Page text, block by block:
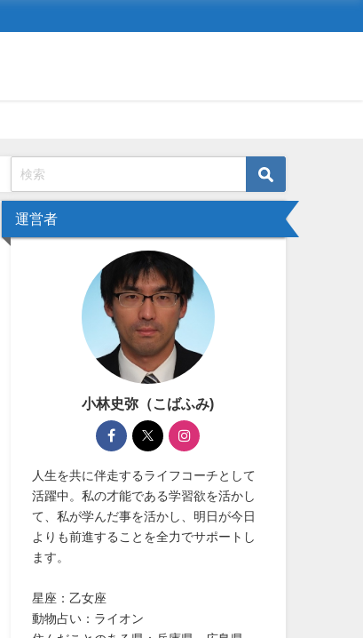
運営者
小林史弥（こばふみ)
人生を共に伴走するライフコーチとして
活躍中。私の才能である学習欲を活かし
て、私が学んだ事を活かし、明日が今日
よりも前進することを全力でサポートし
ます。
星座：乙女座
動物占い：ライオン